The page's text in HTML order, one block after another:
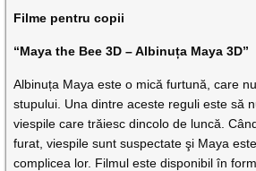
Filme pentru copii
“Maya the Bee 3D – Albinuța Maya 3D”
Albinuța Maya este o mică furtună, care
stupului. Una dintre aceste reguli este să
viespile care trăiesc dincolo de luncă.
furat, viespile sunt suspectate şi Maya
complicea lor. Filmul este disponibil în